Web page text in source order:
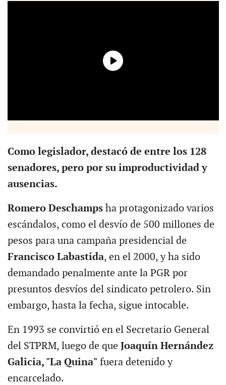
Como legislador, destacó de entre los 128
senadores, pero por su improductividad y
ausencias.
Romero Deschampsha protagonizado varios
escándalos, como el desvío de 500 millones de
pesos para una campaña presidencial de
Francisco Labastida, en el 2000, y ha sido
demandado penalmente ante la PGR por
presuntos desvíos del sindicato petrolero. Sin
embargo, hasta la fecha, sigue intocable.
En 1993 se convirtió en el Secretario General
del STPRM, luego de que Joaquín Hernández
Galicia, "La Quina" fuera detenido y
encarcelado.